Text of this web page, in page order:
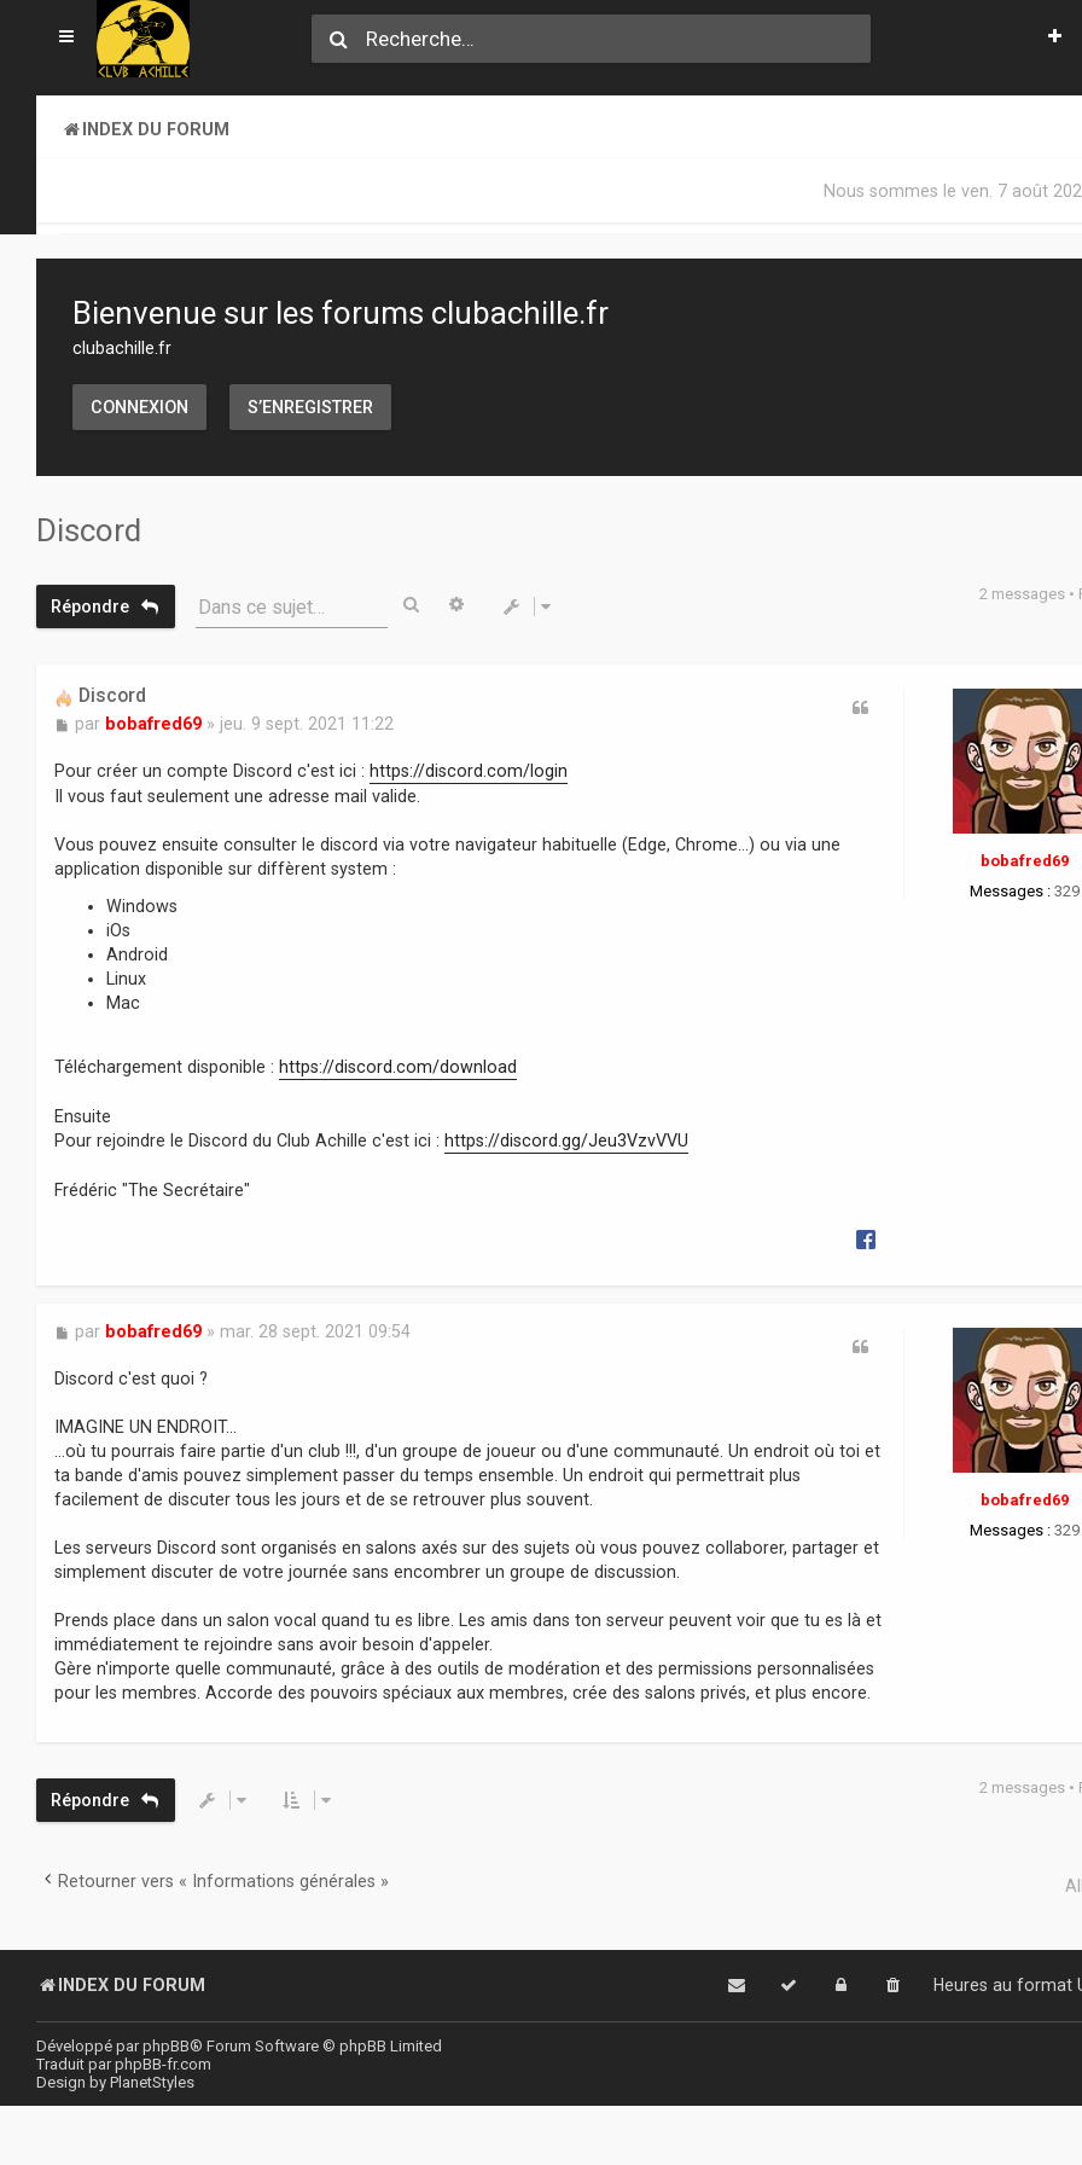
INDEX DU FORUM
Nous sommes le ven. 7 août
Bienvenue sur les forums clubachille.fr
clubachille.fr
CONNEXION S’ENREGISTRER
Discord
Répondre Dans ce sujet… RechercherRecherche avancée 2 messages •
bobafred69
Messages : 329
Discord
M
s
s
a
e
par bobafred69» jeu. 9 sept. 2021 11:22
Pour créer un compte Discord c'est ici : https://discord.com/login
Il vous faut seulement une adresse mail valide.
Vous pouvez ensuite consulter le discord via votre navigateur habituelle (Edge, Chrome...) ou via une
application disponible sur diffèrent system :
Windows
iOs
Android
Linux
Mac
Téléchargement disponible : https://discord.com/download
Ensuite
Pour rejoindre le Discord du Club Achille c'est ici : https://discord.gg/Jeu3VzvVVU
Frédéric "The Secrétaire"
bobafred69
Messages : 329
M
s
g
e
par bobafred69» mar. 28 sept. 2021 09:54
Discord c'est quoi ?
IMAGINE UN ENDROIT...
…où tu pourrais faire partie d'un club !!!, d'un groupe de joueur ou d'une communauté. Un endroit où toi et
ta bande d'amis pouvez simplement passer du temps ensemble. Un endroit qui permettrait plus
facilement de discuter tous les jours et de se retrouver plus souvent.
Les serveurs Discord sont organisés en salons axés sur des sujets où vous pouvez collaborer, partager et
simplement discuter de votre journée sans encombrer un groupe de discussion.
Prends place dans un salon vocal quand tu es libre. Les amis dans ton serveur peuvent voir que tu es là et
immédiatement te rejoindre sans avoir besoin d'appeler.
Gère n'importe quelle communauté, grâce à des outils de modération et des permissions personnalisées
pour les membres. Accorde des pouvoirs spéciaux aux membres, crée des salons privés, et plus encore.
Répondre
2 messages •
Retourner vers « Informations générales »
INDEX DU FORUM Heures au format
Développé parphpBB® Forum Software © phpBB Limited
Traduit parphpBB-fr.com
Design by PlanetStyles